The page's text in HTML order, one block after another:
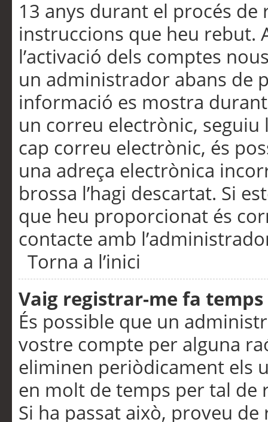
13 anys durant el procés de
instruccions que heu rebut.
l’activació dels comptes
un administrador abans de
informació es mostra
un correu electrònic,
cap correu electrònic, és
una adreça electrònica
brossa l’hagi descartat. Si
que heu proporcionat és
contacte amb
Torna a l’inici
Vaig registrar-me fa
És possible que un
vostre compte per alguna
eliminen periòdicament els
en molt de temps per tal de
Si ha passat això, proveu